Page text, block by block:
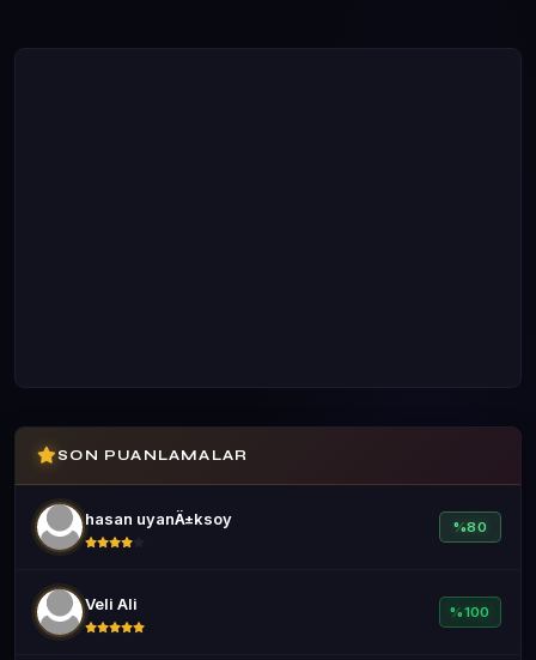
SON PUANLAMALAR
hasan uyanÄ±ksoy %80
Veli Ali %100